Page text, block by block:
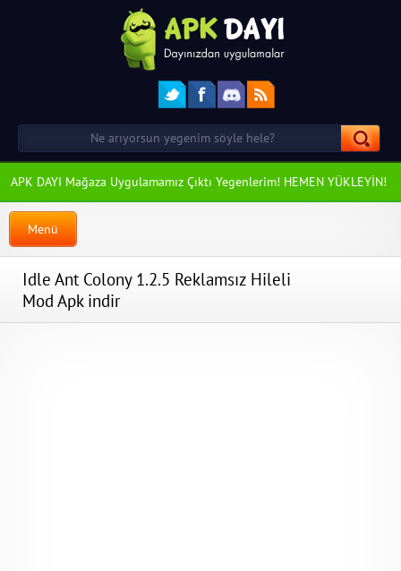
APK DAYI Mağaza Uygulamamız Çıktı Yegenlerim! HEMEN YÜKLEYİN!
Menü
Idle Ant Colony 1.2.5 Reklamsız Hileli
Mod Apk indir